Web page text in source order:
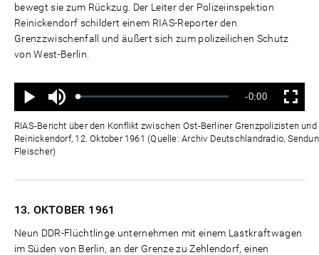
bewegt sie zum Rückzug. Der Leiter der Polizeiinspektion
Reinickendorf schildert einem RIAS-Reporter den
Grenzzwischenfall und äußert sich zum polizeilichen Schutz
von West-Berlin.
Wiedergabe
Ton
aus
Geladen:
Status:
Verbleibende
Zeit
-0:00 Vollbild
RIAS-Bericht über den Konflikt zwischen Ost-Berliner Grenzpolizisten
Reinickendorf, 12. Oktober 1961 (Quelle: Archiv Deutschlandradio,
Fleischer)
13. OKTOBER 1961
Neun DDR-Flüchtlinge unternehmen mit einem Lastkraftwagen
im Süden von Berlin, an der Grenze zu Zehlendorf, einen